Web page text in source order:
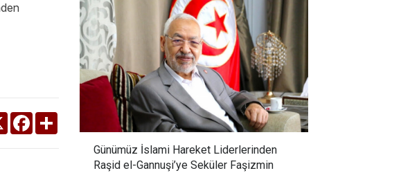
X Facebook
Günümüz İslami Hareket Liderlerinden
Raşid el-Gannuşi’ye Seküler Faşizmin